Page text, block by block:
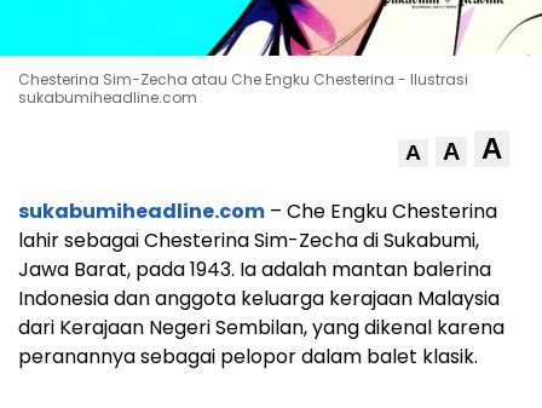
Chesterina Sim-Zecha atau Che Engku Chesterina - Ilustrasi
sukabumiheadline.com
A A A
sukabumiheadline.com – Che Engku Chesterina
lahir sebagai Chesterina Sim-Zecha di Sukabumi,
Jawa Barat, pada 1943. Ia adalah mantan balerina
Indonesia dan anggota keluarga kerajaan Malaysia
dari Kerajaan Negeri Sembilan, yang dikenal karena
peranannya sebagai pelopor dalam balet klasik.